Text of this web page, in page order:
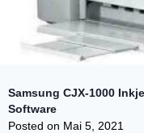
Samsung CJX-1000
Software
Posted on Mai 5, 2021